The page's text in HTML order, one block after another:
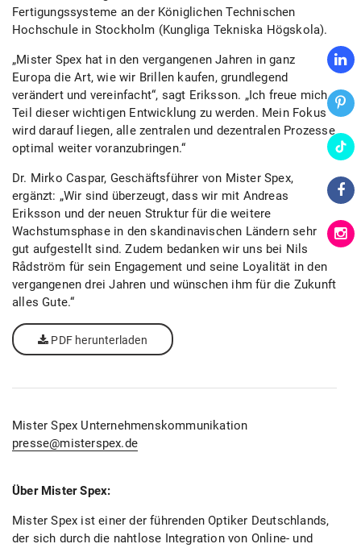
Fertigungssysteme an der Königlichen Technischen
Hochschule in Stockholm (Kungliga Tekniska Högskola).
„Mister Spex hat in den vergangenen Jahren in ganz
Europa die Art, wie wir Brillen kaufen, grundlegend
verändert und vereinfacht“, sagt Eriksson. „Ich freue mich,
Teil dieser wichtigen Entwicklung zu werden. Mein Fokus
wird darauf liegen, alle zentralen und dezentralen Prozesse
optimal weiter voranzubringen.“
Dr. Mirko Caspar, Geschäftsführer von Mister Spex,
ergänzt: „Wir sind überzeugt, dass wir mit Andreas
Eriksson und der neuen Struktur für die weitere
Wachstumsphase in den skandinavischen Ländern sehr
gut aufgestellt sind. Zudem bedanken wir uns bei Nils
Rådström für sein Engagement und seine Loyalität in den
vergangenen drei Jahren und wünschen ihm für die Zukunft
alles Gute.“
PDF herunterladen
Mister Spex Unternehmenskommunikation
presse@misterspex.de
Über Mister Spex:
Mister Spex ist einer der führenden Optiker Deutschlands,
der sich durch die nahtlose Integration von Online- und